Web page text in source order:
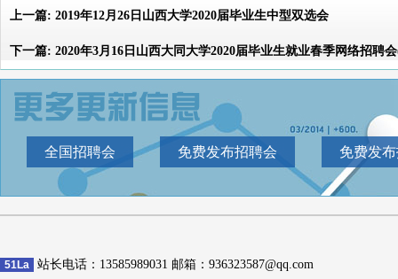
上一篇: 2019年12月26日山西大学2020届毕业生中型双选会
下一篇: 2020年3月16日山西大同大学2020届毕业生就业春季网络招聘
全国招聘会 免费发布招聘会 免费发
51La
站长电话：13585989031 邮箱：936323587@qq.com